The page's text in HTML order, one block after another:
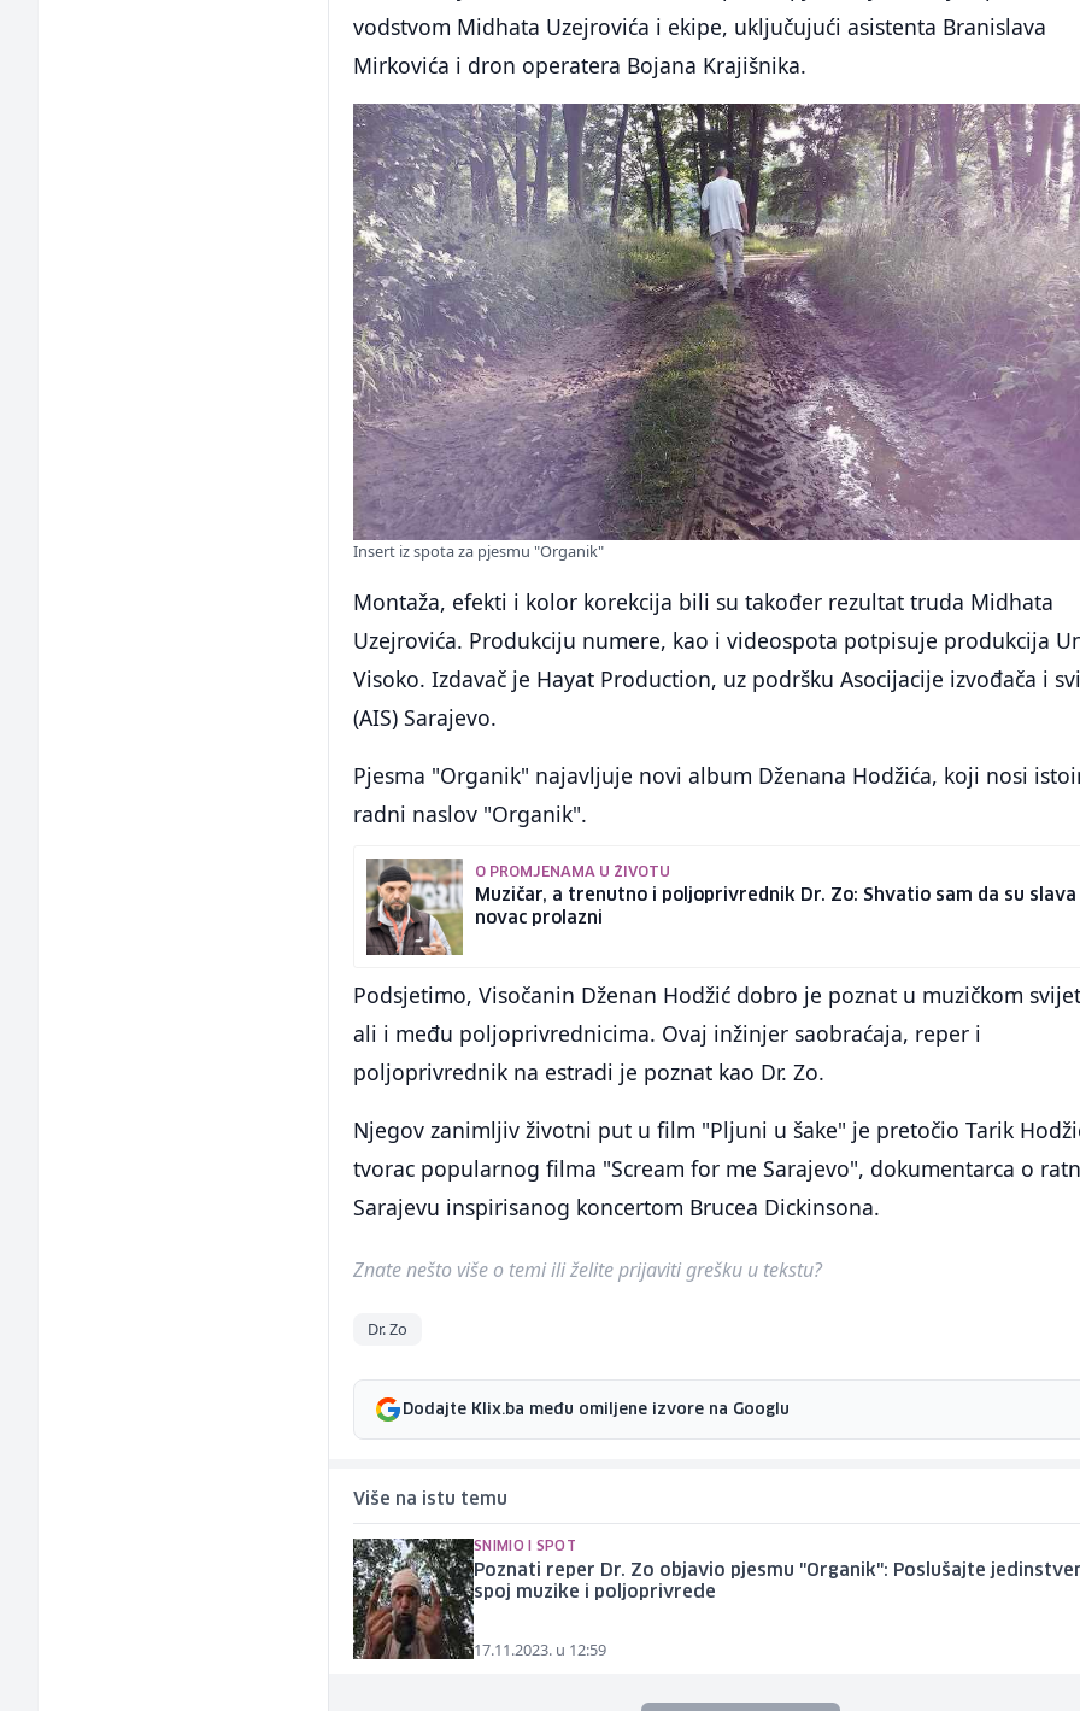
vodstvom Midhata Uzejrovića i ekipe, uključujući asistenta Branislava
Mirkovića i dron operatera Bojana Krajišnika.
Insert iz spota za pjesmu "Organik"
Montaža, efekti i kolor korekcija bili su također rezultat truda Midhata
Uzejrovića. Produkciju numere, kao i videospota potpisuje produkcija
Visoko. Izdavač je Hayat Production, uz podršku Asocijacije izvođača i
(AIS) Sarajevo.
Pjesma "Organik" najavljuje novi album Dženana Hodžića, koji nosi
radni naslov "Organik".
O PROMJENAMA U ŽIVOTU
Muzičar, a trenutno i poljoprivrednik Dr. Zo: Shvatio sam da su slava
novac prolazni
Podsjetimo, Visočanin Dženan Hodžić dobro je poznat u muzičkom
ali i među poljoprivrednicima. Ovaj inžinjer saobraćaja, reper i
poljoprivrednik na estradi je poznat kao Dr. Zo.
Njegov zanimljiv životni put u film "Pljuni u šake" je pretočio Tarik
tvorac popularnog filma "Scream for me Sarajevo", dokumentarca o
Sarajevu inspirisanog koncertom Brucea Dickinsona.
Znate nešto više o temi ili želite prijaviti grešku u tekstu?
Dr. Zo
Dodajte Klix.ba među omiljene izvore na Googlu
Više na istu temu
SNIMIO I SPOT
Poznati reper Dr. Zo objavio pjesmu "Organik": Poslušajte
spoj muzike i poljoprivrede
17.11.2023. u 12:59